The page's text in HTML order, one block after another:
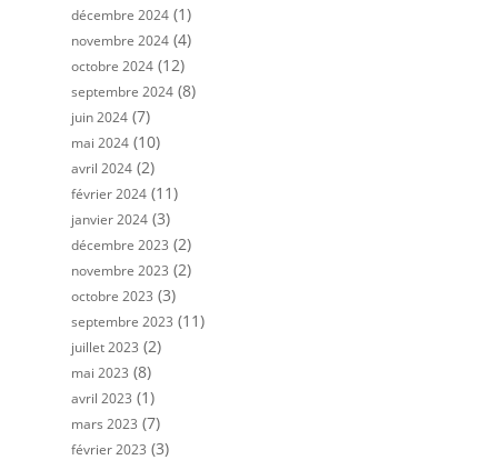
décembre 2024 (1)
novembre 2024 (4)
octobre 2024 (12)
septembre 2024 (8)
juin 2024 (7)
mai 2024 (10)
avril 2024 (2)
février 2024 (11)
janvier 2024 (3)
décembre 2023 (2)
novembre 2023 (2)
octobre 2023 (3)
septembre 2023 (11)
juillet 2023 (2)
mai 2023 (8)
avril 2023 (1)
mars 2023 (7)
février 2023 (3)